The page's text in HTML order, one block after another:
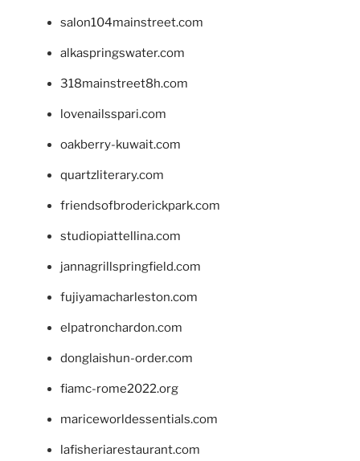
salon104mainstreet.com
alkaspringswater.com
318mainstreet8h.com
lovenailsspari.com
oakberry-kuwait.com
quartzliterary.com
friendsofbroderickpark.com
studiopiattellina.com
jannagrillspringfield.com
fujiyamacharleston.com
elpatronchardon.com
donglaishun-order.com
fiamc-rome2022.org
mariceworldessentials.com
lafisheriarestaurant.com